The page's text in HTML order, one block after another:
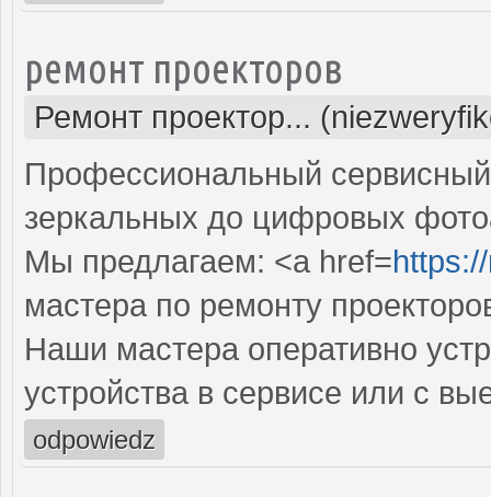
ремонт проекторов
Ремонт проектор...
Профессиональный
зеркальных до цифровых
Мы предлагаем: <a href=
мастера по ремонту
Наши мастера оперативно
устройства в сервисе или с
odpowiedz